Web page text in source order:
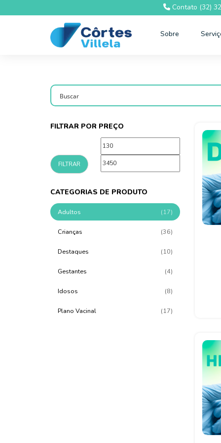
Contato (32)
Sobre
FILTRAR POR PREÇO
Preço
máximo
FILTRAR
CATEGORIAS DE PRODUTO
Adultos (17)
Crianças (36)
Destaques (10)
Gestantes (4)
Idosos (8)
Plano Vacinal (17)